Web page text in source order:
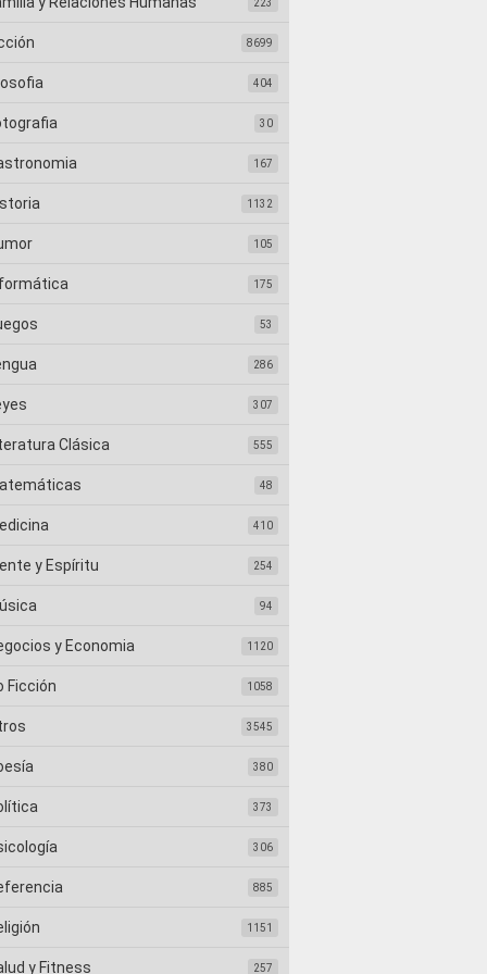
8699
404
30
167
1132
105
175
53
286
307
Clásica 555
48
410
y Espíritu 254
94
y Economia 1120
Ficción 1058
3545
380
373
306
885
1151
y Fitness 257